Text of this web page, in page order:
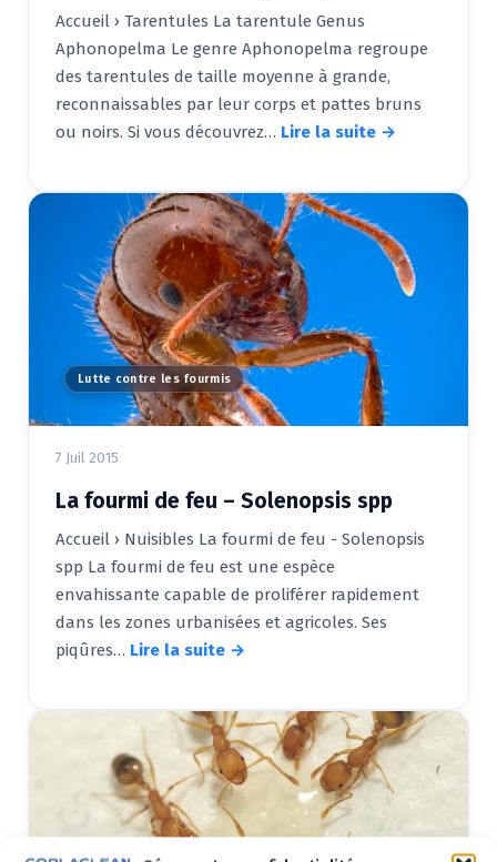
Accueil › Tarentules La tarentule Genus
Aphonopelma Le genre Aphonopelma regroupe
des tarentules de taille moyenne à grande,
reconnaissables par leur corps et pattes bruns
ou noirs. Si vous découvrez… Lire la suite →
Lutte contre les fourmis
7 Juil 2015
La fourmi de feu – Solenopsis spp
Accueil › Nuisibles La fourmi de feu - Solenopsis
spp La fourmi de feu est une espèce
envahissante capable de proliférer rapidement
dans les zones urbanisées et agricoles. Ses
piqûres… Lire la suite →